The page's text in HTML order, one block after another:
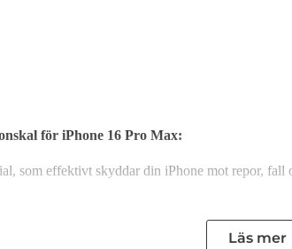
för iPhone 16 Pro Max:
som effektivt skyddar din iPhone mot repor, fall
skalet omfattande skydd som håller din mobil i
Läs mer